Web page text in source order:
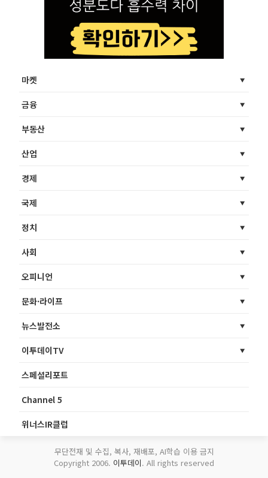
마켓
금융
부동산
산업
경제
국제
정치
사회
오피니언
문화·라이프
뉴스발전소
이투데이TV
스페셜리포트
Channel 5
위너스IR클럽
무단전재 및 수집, 복사, 재배포, AI학습 이용 금지
Copyright 2006. 이투데이. All rights reserved